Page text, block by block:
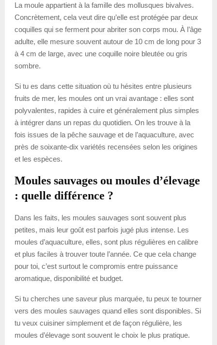
La moule appartient à la famille des mollusques bivalves.
Concrètement, cela veut dire qu’elle est protégée par deux
coquilles qui se ferment pour abriter son corps mou. À l’âge
adulte, elle mesure souvent autour de 10 cm de long pour 3
à 4 cm de large, avec une coquille noire bleutée ou gris
sombre.
Si tu es dans cette situation où tu hésites entre plusieurs
fruits de mer, les moules ont un vrai avantage : elles sont
polyvalentes, rapides à cuire et généralement plus simples
à intégrer dans un repas du quotidien. On les trouve à la
fois issues de la pêche sauvage et de l’aquaculture, avec
près de soixante-dix variétés recensées selon les origines
et les espèces.
Moules sauvages ou moules d’élevage
: quelle différence ?
Dans les faits, les moules sauvages sont souvent plus
petites, mais leur goût est parfois jugé plus intense. Les
moules d’aquaculture, elles, sont plus régulières en calibre
et plus faciles à trouver toute l’année. Ce que cela change
pour toi, c’est surtout le compromis entre puissance
aromatique, disponibilité et budget.
Si tu cherches une saveur plus marquée, tu peux te tourner
vers des moules sauvages quand elles sont disponibles. Si
tu veux cuisiner simplement et de façon régulière, les
moules d’élevage sont souvent le choix le plus pratique.